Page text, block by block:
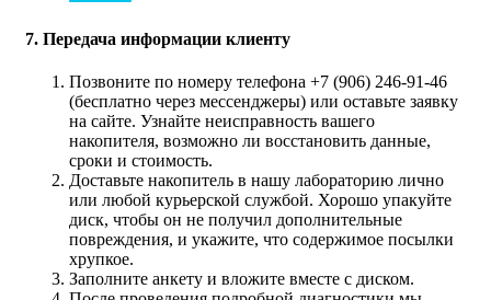
7. Передача информации клиенту
Позвоните по номеру телефона +7 (906) 246-91-46
(бесплатно через мессенджеры) или оставьте заявку
на сайте. Узнайте неисправность вашего
накопителя, возможно ли восстановить данные,
сроки и стоимость.
Доставьте накопитель в нашу лабораторию лично
или любой курьерской службой. Хорошо упакуйте
диск, чтобы он не получил дополнительные
повреждения, и укажите, что содержимое посылки
хрупкое.
Заполните анкету и вложите вместе с диском.